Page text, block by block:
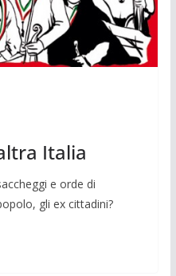
Italia
e orde di
gli ex cittadini?